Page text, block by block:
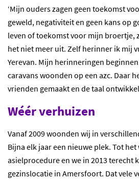
‘Mijn ouders zagen geen toekomst
geweld, negativiteit en geen kans op
leven of toekomst voor mijn broertje,
het niet meer uit. Zelf herinner ik mij
Yerevan. Mijn herinneringen
caravans woonden op een azc. Daar
vrienden gemaakt en de taal
Wéér verhuizen
Vanaf 2009 woonden wij in
Bijna elk jaar een nieuwe plek. Tot
asielprocedure en we in 2013 terecht
gezinslocatie in Amersfoort. Dat vele